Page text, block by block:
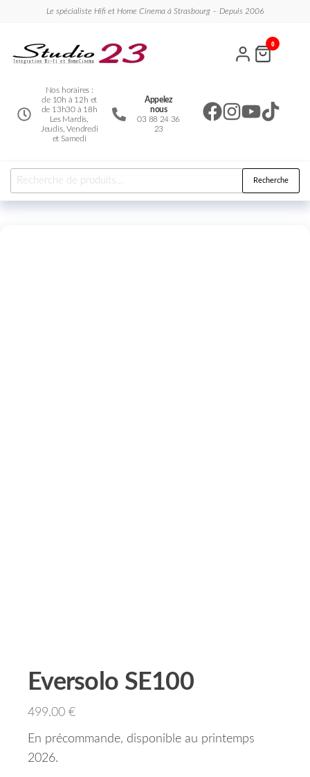
Le spécialiste Hifi et Home Cinema à Strasbourg – Depuis 2006
Nos horaires :
de 10h à 12h et
de 13h30 à 18h
Les Mardis,
Jeudis, Vendredi
et Samedi
Appelez
nous
03 88 24 36
23
0
Recherche
Eversolo SE100
499.00 €
En précommande, disponible au printemps
2026.